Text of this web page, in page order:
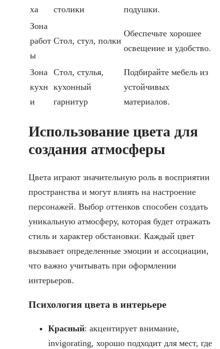
ха
столики
подушки.
Зона
работ
ы
Стол, стул, полки
Обеспечьте хорошее
освещение и удобство.
Зона
кухн
и
Стол, стулья,
кухонный
гарнитур
Подбирайте мебель из
устойчивых
материалов.
Использование цвета для
создания атмосферы
Цвета играют значительную роль в восприятии
пространства и могут влиять на настроение
персонажей. Выбор оттенков способен создать
уникальную атмосферу, которая будет отражать
стиль и характер обстановки. Каждый цвет
вызывает определенные эмоции и ассоциации,
что важно учитывать при оформлении
интерьеров.
Психология цвета в интерьере
Красный: акцентирует внимание,
invigorating, хорошо подходит для мест, где